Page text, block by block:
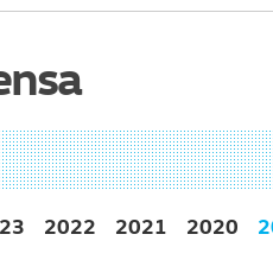
2022 2021 2020